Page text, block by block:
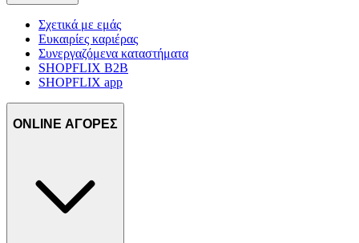
Σχετικά με εμάς
Ευκαιρίες καριέρας
Συνεργαζόμενα καταστήματα
SHOPFLIX B2B
SHOPFLIX app
ONLINE ΑΓΟΡΕΣ